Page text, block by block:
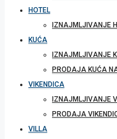
HOTEL
IZNAJMLJIVANJE
KUĆA
IZNAJMLJIVANJE
PRODAJA KUĆA
VIKENDICA
IZNAJMLJIVANJE
PRODAJA
VILLA